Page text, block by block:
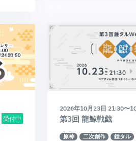
受付中
2026年10月23日 21:30〜
第3回 龍鯨戦戯
原神 二次創作 鍾タル